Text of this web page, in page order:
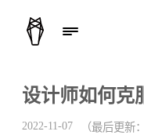
设计师如何克
2022-11-07 （最后更新：